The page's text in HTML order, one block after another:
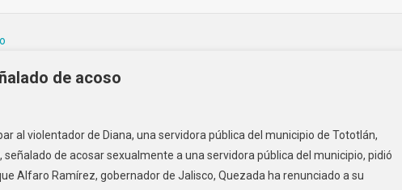
de acoso
al violentador de Diana, una servidora pública del municipio de Tototlán,
de acosar sexualmente a una servidora pública del municipio, pidió
Alfaro Ramírez, gobernador de Jalisco, Quezada ha renunciado a su